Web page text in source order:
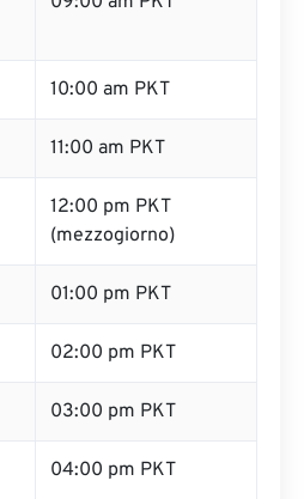
10:00 am PKT
11:00 am PKT
12:00 pm PKT
(mezzogiorno)
01:00 pm PKT
02:00 pm PKT
03:00 pm PKT
04:00 pm PKT